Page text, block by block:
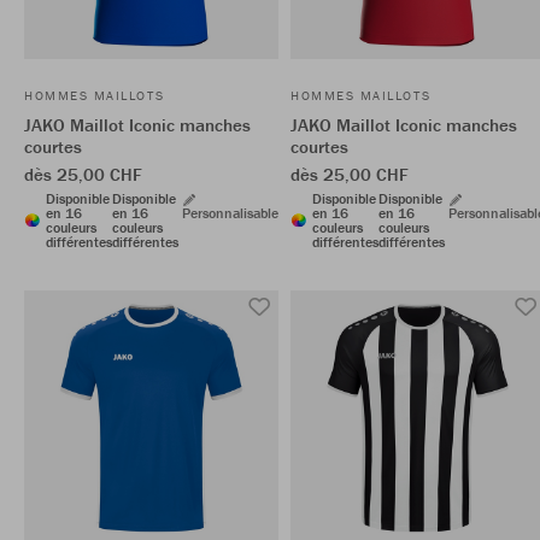
HOMMES MAILLOTS
JAKO Maillot Iconic manches
courtes
dès 25,00 CHF
Disponible
en 16
couleurs
différentes
Disponible
en 16
couleurs
différentes
Personnalisable
HOMMES MAILLOTS
JAKO Maillot Iconic manches
courtes
dès 25,00 CHF
Disponible
en 16
couleurs
différentes
Disponible
en 16
couleurs
différentes